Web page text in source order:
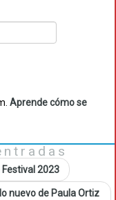
Aprende cómo se
2023
nuevo de Paula Ortiz